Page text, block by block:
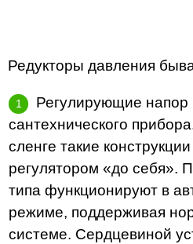
Редукторы давления
Регулирующие напор
сантехнического
сленге такие
регулятором «до себя».
типа функционируют в
режиме, поддерживая
системе. Сердцевиной